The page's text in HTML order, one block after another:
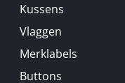
Kussens
Vlaggen
Merklabels
Buttons